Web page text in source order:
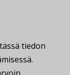
tiedon